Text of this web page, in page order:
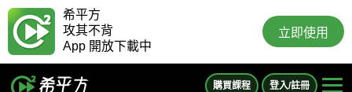
希平方
攻其不背
App 開放下載中
立即使用
購買課程 登入/註冊